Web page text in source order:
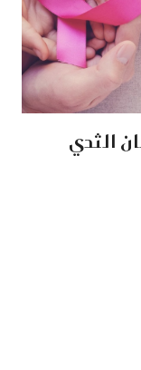
الثدي